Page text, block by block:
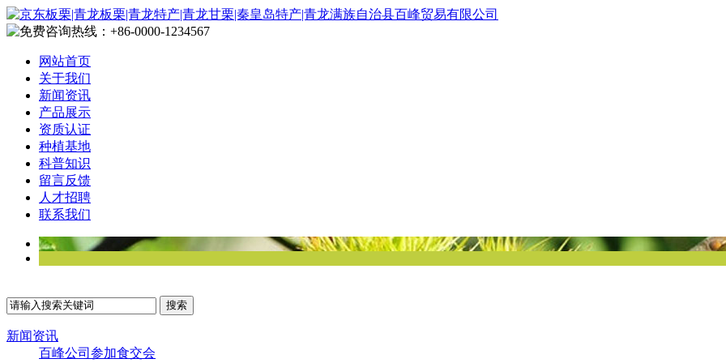
网站首页
关于我们
新闻资讯
产品展示
资质认证
种植基地
科普知识
留言反馈
人才招聘
联系我们
新闻资讯
百峰公司参加食交会